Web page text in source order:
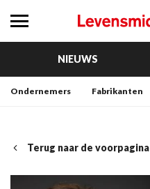
NIEUWS
Ondernemers Fabrikanten
Terug naar de voorpagina